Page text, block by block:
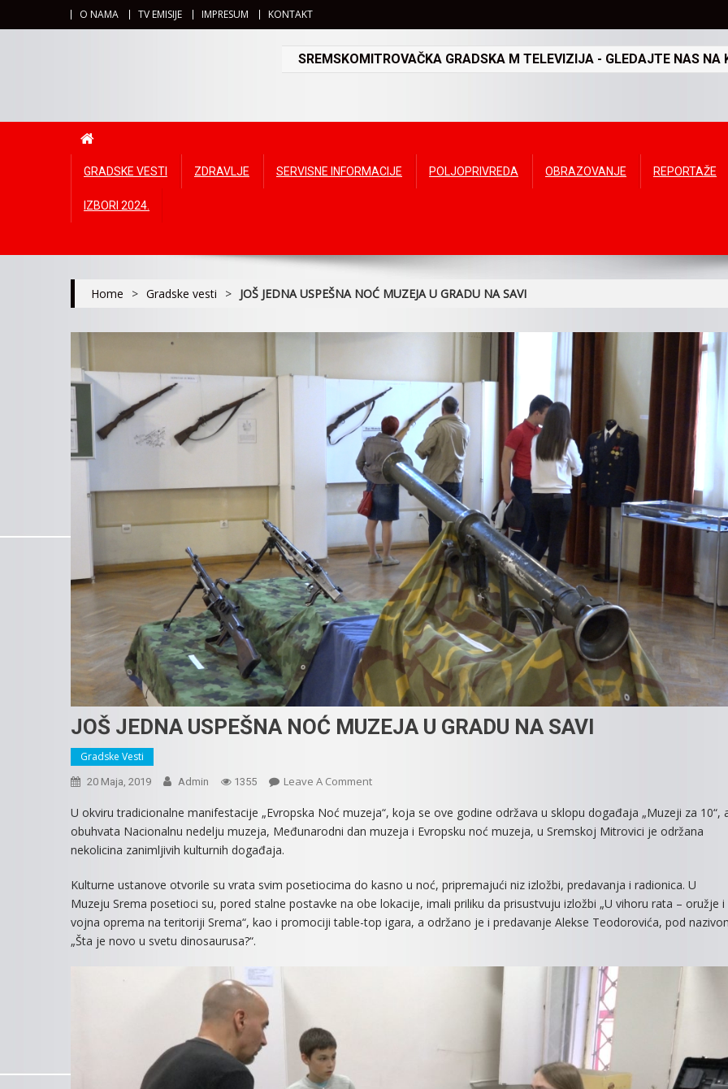
O NAMA TV EMISIJE IMPRESUM KONTAKT
SREMSKOMITROVAČKA GRADSKA M TELEVIZIJA - GLEDAJTE NAS
GRADSKE VESTI ZDRAVLJE SERVISNE INFORMACIJE POLJOPRIVREDA OBRAZOVANJE REPORTAŽE
IZBORI 2024.
Home > Gradske vesti > JOŠ JEDNA USPEŠNA NOĆ MUZEJA U GRADU NA SAVI
JOŠ JEDNA USPEŠNA NOĆ MUZEJA U GRADU NA SAVI
Gradske Vesti
20 Maja, 2019 Admin 1355 Leave A CommentOn
JEDNA
USPEŠNA
U
GRADU
NA
U okviru tradicionalne manifestacije „Evropska Noć muzeja“, koja se ove godine održava u sklopu događaja „Muzeji za 10“,
obuhvata Nacionalnu nedelju muzeja, Međunarodni dan muzeja i Evropsku noć muzeja, u Sremskoj Mitrovici je održana
nekolicina zanimljivih kulturnih događaja.
Kulturne ustanove otvorile su vrata svim posetiocima do kasno u noć, pripremajući niz izložbi, predavanja i radionica. U
Muzeju Srema posetioci su, pored stalne postavke na obe lokacije, imali priliku da prisustvuju izložbi „U vihoru rata – oružje i
vojna oprema na teritoriji Srema“, kao i promociji table-top igara, a održano je i predavanje Alekse Teodorovića, pod
„Šta je novo u svetu dinosaurusa?“.